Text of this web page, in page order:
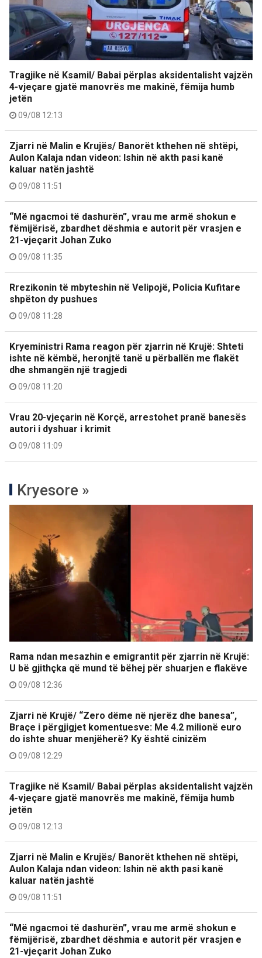
Tragjike në Ksamil/ Babai përplas aksidentalisht vajzën
4-vjeçare gjatë manovrës me makinë, fëmija humb
jetën
09/08 12:13
Zjarri në Malin e Krujës/ Banorët kthehen në shtëpi,
Aulon Kalaja ndan videon: Ishin në akth pasi kanë
kaluar natën jashtë
09/08 11:51
“Më ngacmoi të dashurën”, vrau me armë shokun e
fëmijërisë, zbardhet dëshmia e autorit për vrasjen e
21-vjeçarit Johan Zuko
09/08 11:35
Rrezikonin të mbyteshin në Velipojë, Policia Kufitare
shpëton dy pushues
09/08 11:28
Kryeministri Rama reagon për zjarrin në Krujë: Shteti
ishte në këmbë, heronjtë tanë u përballën me flakët
dhe shmangën një tragjedi
09/08 11:20
Vrau 20-vjeçarin në Korçë, arrestohet pranë banesës
autori i dyshuar i krimit
09/08 11:09
Kryesore »
Rama ndan mesazhin e emigrantit për zjarrin në Krujë:
U bë gjithçka që mund të bëhej për shuarjen e flakëve
09/08 12:36
Zjarri në Krujë/ “Zero dëme në njerëz dhe banesa”,
Braçe i përgjigjet komentuesve: Me 4.2 milionë euro
do ishte shuar menjëherë? Ky është cinizëm
09/08 12:29
Tragjike në Ksamil/ Babai përplas aksidentalisht vajzën
4-vjeçare gjatë manovrës me makinë, fëmija humb
jetën
09/08 12:13
Zjarri në Malin e Krujës/ Banorët kthehen në shtëpi,
Aulon Kalaja ndan videon: Ishin në akth pasi kanë
kaluar natën jashtë
09/08 11:51
“Më ngacmoi të dashurën”, vrau me armë shokun e
fëmijërisë, zbardhet dëshmia e autorit për vrasjen e
21-vjeçarit Johan Zuko